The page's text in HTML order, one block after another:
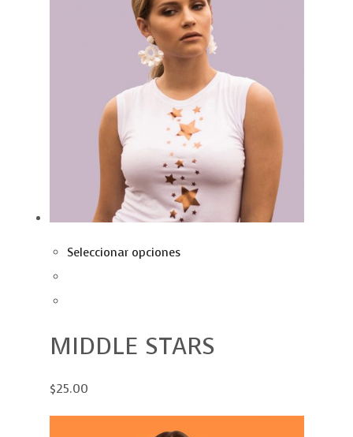
Seleccionar opciones
MIDDLE STARS
$25.00